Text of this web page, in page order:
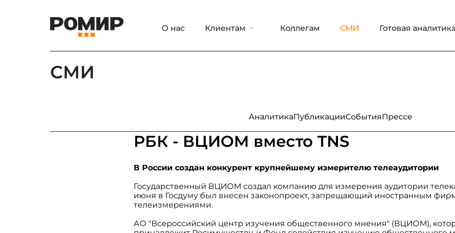
О нас Клиентам Коллегам СМИ Готовая
СМИ
АналитикаПубликацииСобытияПрессе
РБК - ВЦИОМ вместо TNS
В России создан конкурент крупнейшему измерителю телеаудитории
Государственный ВЦИОМ создал компанию для измерения аудитории
июня в Госдуму был внесен законопроект, запрещающий иностранным
телеизмерениями.
АО "Всероссийский центр изучения общественного мнения" (ВЦИОМ),